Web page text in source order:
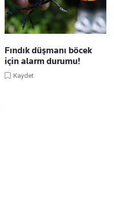
Fındık düşmanı böcek
için alarm durumu!
Kaydet